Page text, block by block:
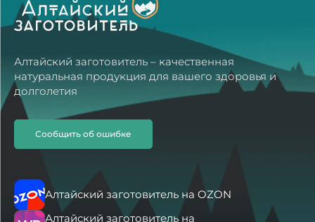
Читать все отзывы
Алтайский заготовитель – качественная
натуральная продукция для вашего здоровья и
долголетия
Сообщить об ошибке
Алтайский заготовитель на OZON
Алтайский заготовитель на